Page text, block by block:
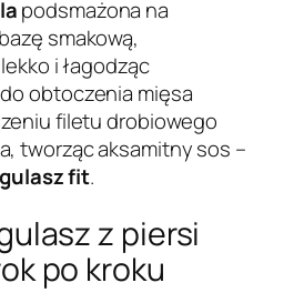
podsmażona na
smakową,
i łagodząc
do obtoczenia mięsa
filetu drobiowego
tworząc aksamitny sos –
fit.
z piersi
po kroku